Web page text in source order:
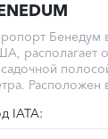
Бенедум
располагает
Расположен
IATA: